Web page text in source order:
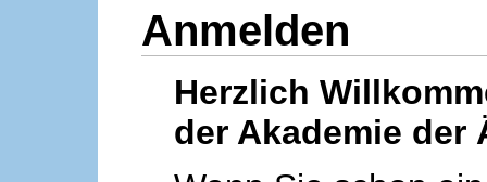
Anmelden
Herzlich
der Akademie der